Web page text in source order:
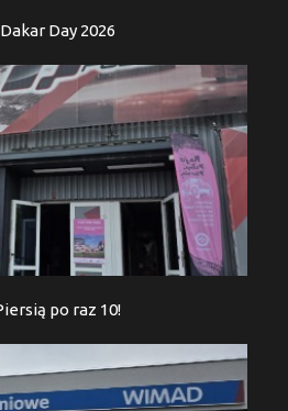
Day 2026
po raz 10!